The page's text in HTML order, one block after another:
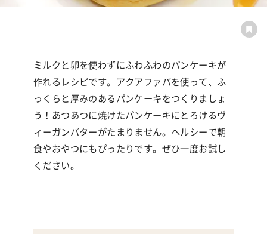
ミルクと卵を使わずにふわふわのパンケーキが
作れるレシピです。アクアファバを使って、ふ
っくらと厚みのあるパンケーキをつくりましょ
う！あつあつに焼けたパンケーキにとろけるヴ
ィーガンバターがたまりません。ヘルシーで朝
食やおやつにもぴったりです。ぜひ一度お試し
ください。